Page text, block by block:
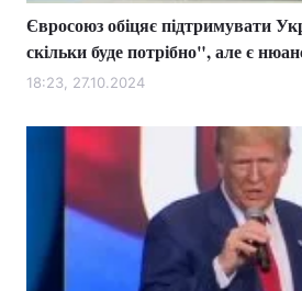
Євросоюз обіцяє підтримувати
скільки буде потрібно", але є
18:23, 27.10.2024